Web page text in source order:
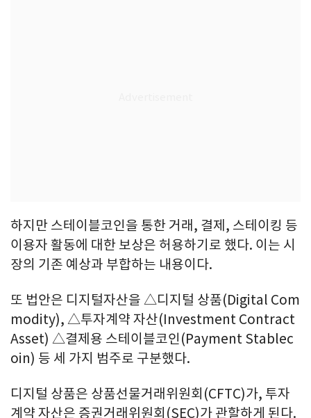
하지만 스테이블코인을 통한 거래, 결제, 스테이킹 등
이용자 활동에 대한 보상은 허용하기로 했다. 이는 시
장의 기존 예상과 부합하는 내용이다.
또 법안은 디지털자산을 △디지털 상품(Digital Com
modity), △투자계약 자산(Investment Contract
Asset) △결제용 스테이블코인(Payment Stablec
oin) 등 세 가지 범주로 구분했다.
디지털 상품은 상품선물거래위원회(CFTC)가, 투자
계약 자산은 증권거래위원회(SEC)가 관할하게 된다.